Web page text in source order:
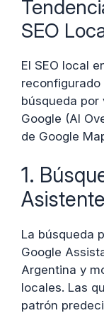
SEO
El SEO local
búsqueda por
Google (AI
de Google
1.
La búsqueda
Google
Argentina y
locales. Las
patrón